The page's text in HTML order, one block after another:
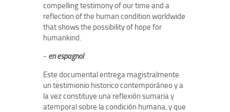
compelling testimony of our time and a
reflection of the human condition worldwide
that shows the possibility of hope for
humankind.
- en espagnol
Este documental entrega magistralmente
un testimionio historico contemporáneo y a
la vez constituye una reflexión sumaria y
atemporal sobre la condición humana, y que